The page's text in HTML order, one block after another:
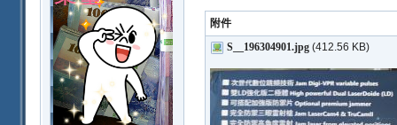
附件
S__196304901.jpg (412.56 KB)